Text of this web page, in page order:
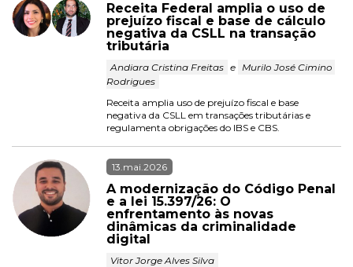
Receita Federal amplia o uso de
prejuízo fiscal e base de cálculo
negativa da CSLL na transação
tributária
Andiara Cristina Freitas e Murilo José Cimino
Rodrigues
Receita amplia uso de prejuízo fiscal e base
negativa da CSLL em transações tributárias e
regulamenta obrigações do IBS e CBS.
13.mai.2026
A modernização do Código Penal
e a lei 15.397/26: O
enfrentamento às novas
dinâmicas da criminalidade
digital
Vitor Jorge Alves Silva